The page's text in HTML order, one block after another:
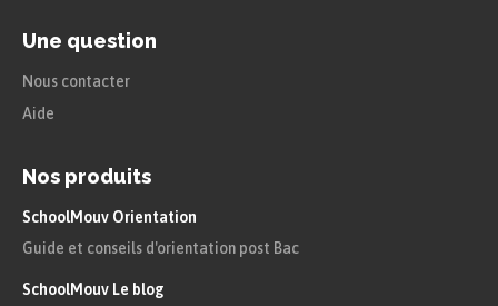
Une question
Nous contacter
Aide
Nos produits
SchoolMouv Orientation
Guide et conseils d'orientation post Bac
SchoolMouv Le blog